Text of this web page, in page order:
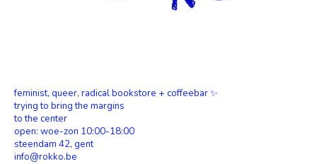
feminist, queer, radical bookstore + coffeebar ✨
trying to bring the margins
to the center
open: woe-zon 10:00-18:00
steendam 42, gent
info@rokko.be